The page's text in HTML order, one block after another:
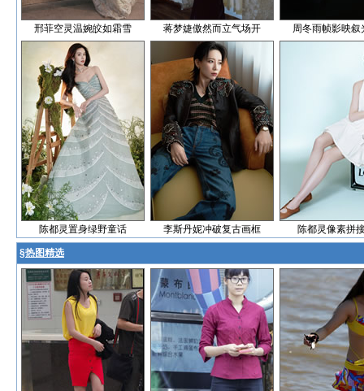
邢菲空灵温婉皎如霜雪 蒋梦婕傲然而立气场开 周冬雨帧影映叙
陈都灵置身绿野童话 李斯丹妮冲破复古画框 陈都灵像素拼
§热图精选